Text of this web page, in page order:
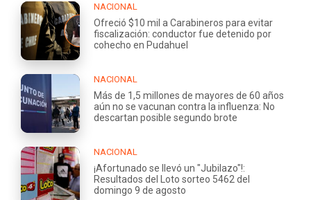
NACIONAL
Ofreció $10 mil a Carabineros para evitar
fiscalización: conductor fue detenido por
cohecho en Pudahuel
NACIONAL
Más de 1,5 millones de mayores de 60 años
aún no se vacunan contra la influenza: No
descartan posible segundo brote
NACIONAL
¡Afortunado se llevó un "Jubilazo"!:
Resultados del Loto sorteo 5462 del
domingo 9 de agosto